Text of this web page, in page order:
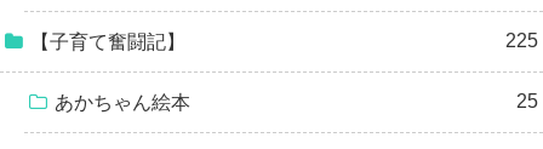
【子育て奮闘記】 225
あかちゃん絵本 25